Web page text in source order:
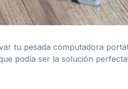
tu pesada computadora
podía ser la solución